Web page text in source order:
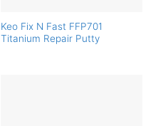
Keo Fix N Fast FFP701
Titanium Repair Putty